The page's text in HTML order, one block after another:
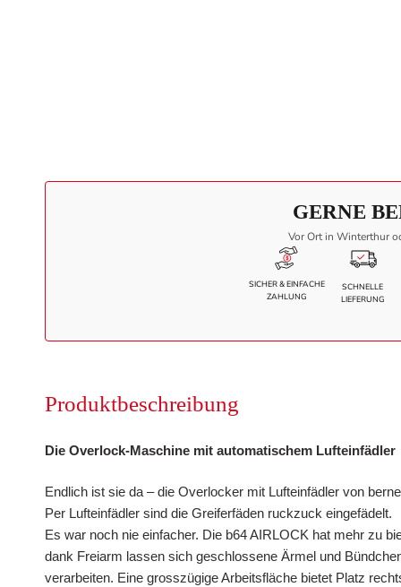
GERNE
Vor Ort in Winterthur
SICHER & EINFACHE
ZAHLUNG
SCHNELLE
LIEFERUNG
Produktbeschreibung
Die Overlock-Maschine mit automatischem Lufteinfädler
Endlich ist sie da – die Overlocker mit Lufteinfädler von
Per Lufteinfädler sind die Greiferfäden ruckzuck eingefädelt.
Es war noch nie einfacher. Die b64 AIRLOCK hat mehr zu
dank Freiarm lassen sich geschlossene Ärmel und
verarbeiten. Eine grosszügige Arbeitsfläche bietet Platz